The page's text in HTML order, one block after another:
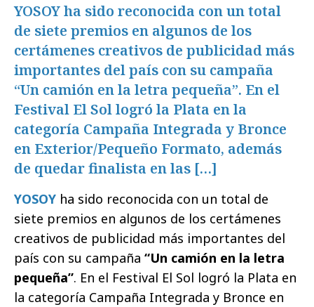
YOSOY ha sido reconocida con un total
de siete premios en algunos de los
certámenes creativos de publicidad más
importantes del país con su campaña
“Un camión en la letra pequeña”. En el
Festival El Sol logró la Plata en la
categoría Campaña Integrada y Bronce
en Exterior/Pequeño Formato, además
de quedar finalista en las […]
YOSOY ha sido reconocida con un total de
siete premios en algunos de los certámenes
creativos de publicidad más importantes del
país con su campaña “Un camión en la letra
pequeña”. En el Festival El Sol logró la Plata en
la categoría Campaña Integrada y Bronce en